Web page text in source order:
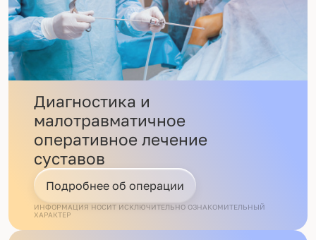
Диагностика и
малотравматичное
оперативное лечение
суставов
Подробнее об операции
ИНФОРМАЦИЯ НОСИТ ИСКЛЮЧИТЕЛЬНО ОЗНАКОМИТЕЛЬНЫЙ
ХАРАКТЕР